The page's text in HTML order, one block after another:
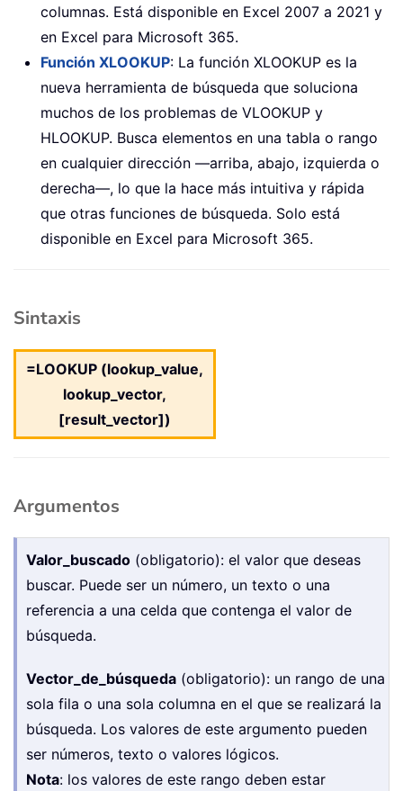
columnas. Está disponible en Excel 2007 a 2021 y
en Excel para Microsoft 365.
Función XLOOKUP: La función XLOOKUP es la
nueva herramienta de búsqueda que soluciona
muchos de los problemas de VLOOKUP y
HLOOKUP. Busca elementos en una tabla o rango
en cualquier dirección —arriba, abajo, izquierda o
derecha—, lo que la hace más intuitiva y rápida
que otras funciones de búsqueda. Solo está
disponible en Excel para Microsoft 365.
Sintaxis
=LOOKUP (lookup_value,
lookup_vector,
[result_vector])
Argumentos
Valor_buscado (obligatorio): el valor que deseas
buscar. Puede ser un número, un texto o una
referencia a una celda que contenga el valor de
búsqueda.
Vector_de_búsqueda (obligatorio): un rango de una
sola fila o una sola columna en el que se realizará la
búsqueda. Los valores de este argumento pueden
ser números, texto o valores lógicos.
Nota: los valores de este rango deben estar